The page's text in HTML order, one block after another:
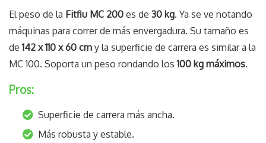
El peso de la Fitfiu MC 200 es de 30 kg. Ya se ve notando
máquinas para correr de más envergadura. Su tamaño es
de142 x 110 x 60 cm y la superficie de carrera es similar a la
MC 100. Soporta un peso rondando los100 kg máximos.
Pros:
Superficie de carrera más ancha.
Más robusta y estable.